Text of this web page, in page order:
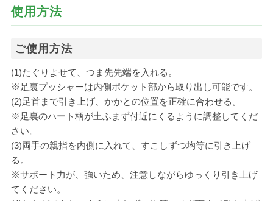
使用方法
ご使用方法
(1)たぐりよせて、つま先先端を入れる。
※足裏プッシャーは内側ポケット部から取り出し可能です。
(2)足首まで引き上げ、かかとの位置を正確に合わせる。
※足裏のハート柄が土ふまず付近にくるように調整してくだ
さい。
(3)両手の親指を内側に入れて、すこしずつ均等に引き上げ
る。
※サポート力が、強いため、注意しながらゆっくり引き上げ
てください。